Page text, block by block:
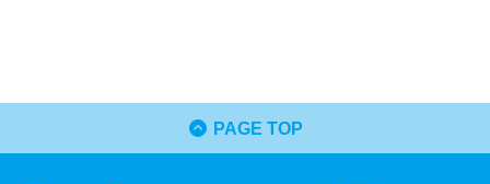
PAGE TOP